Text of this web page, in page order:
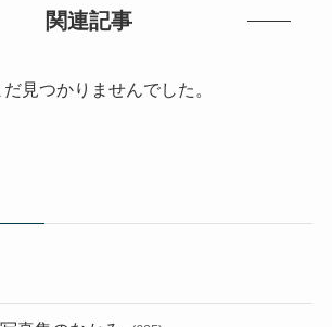
関連記事
見つかりませんでした。